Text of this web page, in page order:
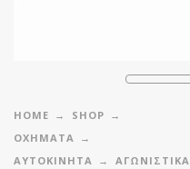
HOME
SHOP
ΟΧΗΜΑΤΑ
ΑΥΤΟΚΊΝΗΤΑ
ΑΓΩΝΙΣΤΙΚΑ